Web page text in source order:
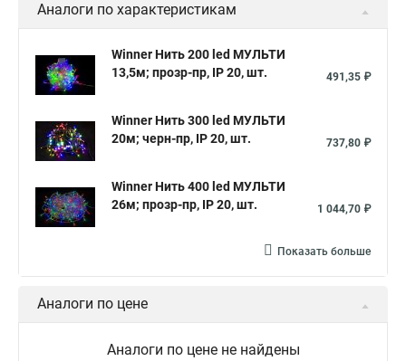
Аналоги по характеристикам
Winner Нить 200 led МУЛЬТИ
13,5м; прозр-пр, IP 20, шт.
491,35 ₽
Winner Нить 300 led МУЛЬТИ
20м; черн-пр, IP 20, шт.
737,80 ₽
Winner Нить 400 led МУЛЬТИ
26м; прозр-пр, IP 20, шт.
1 044,70 ₽
Показать больше
Аналоги по цене
Аналоги по цене не найдены